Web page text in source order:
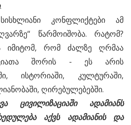
.
კონფლიქტები ამ
წარმოიშობა. რატომ?
იმიტომ, რომ ძალზე ღრმაა
შორის - ეს არის
ისტორიაში, კულტურაში,
ღირებულებებში.
ცივილიზაციაში ადამიანს
აქვს ადამიანის და